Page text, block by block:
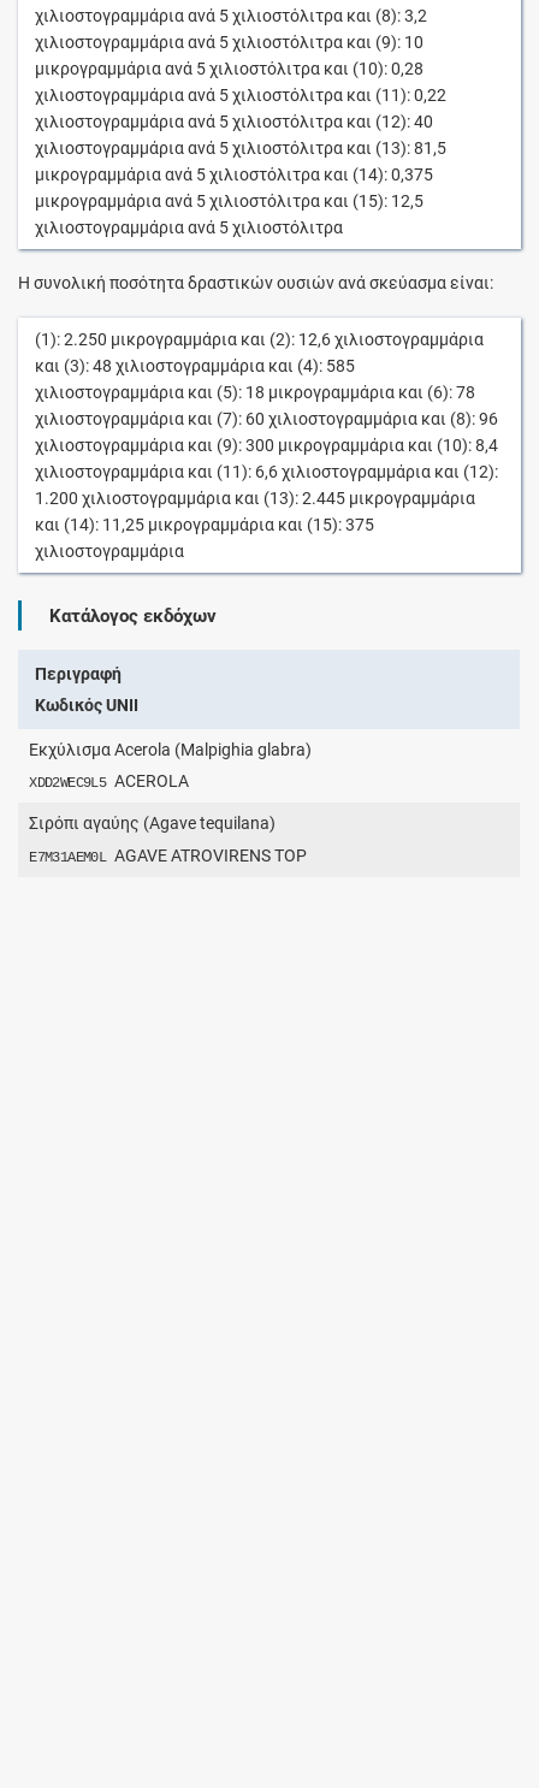
χιλιοστογραμμάριαανά 5χιλιοστόλιτρα και (8):3,2
χιλιοστογραμμάριαανά 5χιλιοστόλιτρα και (9): 10
μικρογραμμάριαανά 5χιλιοστόλιτρα και (10):0,28
χιλιοστογραμμάριαανά 5χιλιοστόλιτρα και (11):0,22
χιλιοστογραμμάριαανά 5χιλιοστόλιτρα και (12):40
χιλιοστογραμμάριαανά 5χιλιοστόλιτρα και (13):81,5
μικρογραμμάριαανά 5χιλιοστόλιτρα και (14):0,375
μικρογραμμάριαανά 5χιλιοστόλιτρα και (15): 12,5
χιλιοστογραμμάριαανά 5χιλιοστόλιτρα
Η συνολική ποσότητα δραστικών ουσιών ανά σκεύασμα είναι:
(1):2.250 μικρογραμμάρια και (2): 12,6χιλιοστογραμμάρια
και (3):48 χιλιοστογραμμάρια και (4): 585
χιλιοστογραμμάρια και (5): 18 μικρογραμμάρια και (6):78
χιλιοστογραμμάρια και (7): 60 χιλιοστογραμμάρια και (8):96
χιλιοστογραμμάρια και (9):300 μικρογραμμάρια και (10):8,4
χιλιοστογραμμάρια και (11): 6,6χιλιοστογραμμάρια και (12):
1.200 χιλιοστογραμμάρια και (13):2.445 μικρογραμμάρια
και (14): 11,25 μικρογραμμάρια και (15):375
χιλιοστογραμμάρια
Κατάλογος εκδόχων
Περιγραφή
Κωδικός UNII
Εκχύλισμα Acerola (Malpighia glabra)
XDD2WEC9L5 ACEROLA
Σιρόπι αγαύης (Agave tequilana)
E7M31AEM0L AGAVE ATROVIRENS TOP